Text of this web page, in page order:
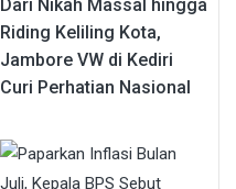
Dari Nikah Massal hingga
Riding Keliling Kota,
Jambore VW di Kediri
Curi Perhatian Nasional